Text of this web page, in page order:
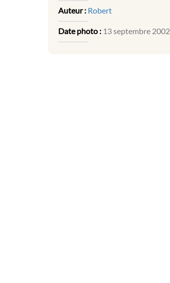
Auteur : Robert
Date photo : 13 septembre 2002